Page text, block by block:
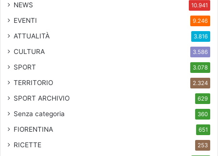
NEWS 10.941
EVENTI 9.246
ATTUALITÀ 3.816
CULTURA 3.586
SPORT 3.078
TERRITORIO 2.324
SPORT ARCHIVIO 629
Senza categoria 360
FIORENTINA 651
RICETTE 253